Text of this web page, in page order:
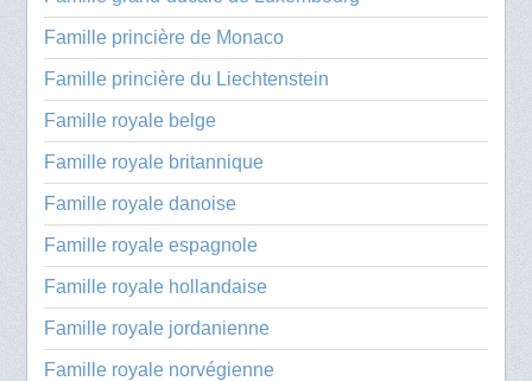
Famille princière de Monaco
Famille princière du Liechtenstein
Famille royale belge
Famille royale britannique
Famille royale danoise
Famille royale espagnole
Famille royale hollandaise
Famille royale jordanienne
Famille royale norvégienne